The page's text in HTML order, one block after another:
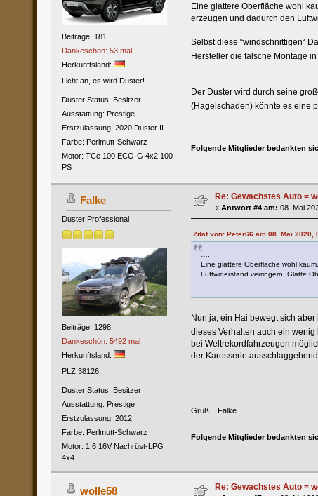
Beiträge: 181
Dankeschön: 53 mal
Herkunftsland:
Licht an, es wird Duster!
Duster Status: Besitzer
Ausstattung: Prestige
Erstzulassung: 2020 Duster II
Farbe: Perlmutt-Schwarz
Motor: TCe 100 ECO-G 4x2 100
PS
Eine glattere Oberfläche wohl
erzeugen und dadurch den
Selbst diese “windschnittigen“
Hersteller die falsche Montage
Der Duster wird durch seine
(Hagelschaden) könnte es eine
Folgende Mitglieder bedankten
Falke
Duster Professional
Beiträge: 1298
Dankeschön: 5492 mal
Herkunftsland:
PLZ 38126
Duster Status: Besitzer
Ausstattung: Prestige
Erstzulassung: 2012
Farbe: Perlmutt-Schwarz
Motor: 1.6 16V Nachrüst-LPG
4x4
Re: Gewachstes Auto =
« Antwort #4 am: 08. Mai
Zitat von: Peter66 am 08. Mai 2020,
Eine glattere Oberfläche wohl
Luftwiderstand verringern. Glatte
Nun ja, ein Hai bewegt sich
dieses Verhalten auch ein
bei Weltrekordfahrzeugen
der Karosserie
Gruß Falke
Folgende Mitglieder bedankten
wolle58 Re: Gewachstes Auto =